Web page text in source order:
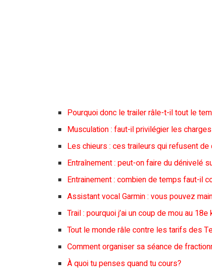
Pourquoi donc le trailer râle-t-il tout le
Musculation : faut-il privilégier les
Les chieurs : ces traileurs qui refusent
Entraînement : peut-on faire du dénivelé
Entrainement : combien de temps faut-il
Assistant vocal Garmin : vous pouvez
Trail : pourquoi j’ai un coup de mou au
Tout le monde râle contre les tarifs des
Comment organiser sa séance de
À quoi tu penses quand tu cours?